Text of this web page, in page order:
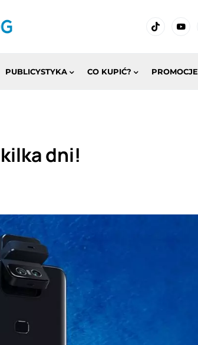
PUBLICYSTYKA CO KUPIĆ? PROMOCJE
dni!